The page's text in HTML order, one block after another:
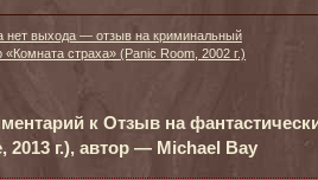
нет выхода — отзыв на криминальный
«Комната страха» (Panic Room, 2002 г.)
к Отзыв на
2013 г.), автор — Michael Bay